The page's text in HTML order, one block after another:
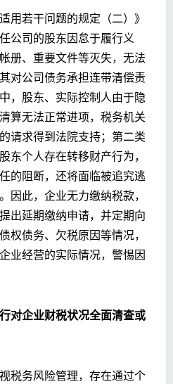
用若干问题的规定（二）》
公司的股东因怠于履行义
册、重要文件等灭失，无法
对公司债务承担连带清偿责
，股东、实际控制人由于隐
算无法正常进项，税务机关
请求得到法院支持；第二类
东个人存在转移财产行为，
的阻断，还将面临被追究逃
因此，企业无力缴纳税款，
出延期缴纳申请，并定期向
权债务、欠税原因等情况，
业经营的实际情况，警惕因
对企业财税状况全面清查或
税务风险管理，存在通过个